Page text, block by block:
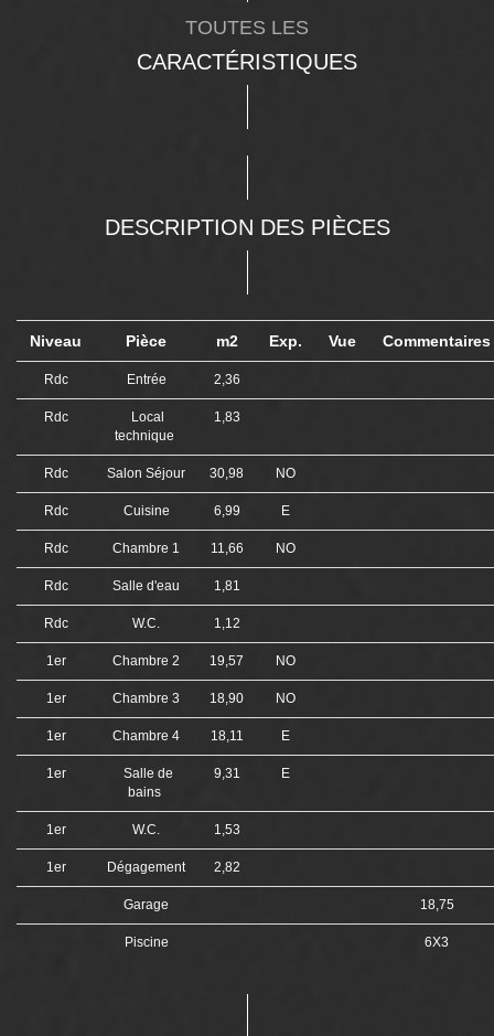
TOUTES LES
CARACTÉRISTIQUES
DESCRIPTION DES PIÈCES
Niveau Pièce m2 Exp. Vue Commentaires
Rdc Entrée 2,36
Rdc
Local
technique
1,83
Rdc Salon Séjour 30,98 NO
Rdc Cuisine 6,99 E
Rdc Chambre 1 11,66 NO
Rdc Salle d'eau 1,81
Rdc W.C. 1,12
1er Chambre 2 19,57 NO
1er Chambre 3 18,90 NO
1er Chambre 4 18,11 E
1er
Salle de
bains
9,31 E
1er W.C. 1,53
1er Dégagement 2,82
Garage 18,75
Piscine 6X3